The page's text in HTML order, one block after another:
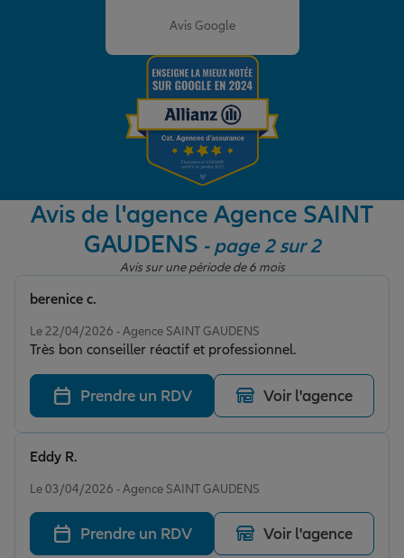
Transmission
Départ à la retraite
Préparer l’avenir
Assurance habitation
Le Pack Famille
Garantie des accidents de la vie
Assurance scolaire
Retraite
Tous nos devis d'assurance
Allianz en France
Avis Google
Avis de l'agence Agence SAINT
GAUDENS - page 2 sur 2
Avis sur une période de 6 mois
Le 22/04/2026 - Agence SAINT GAUDENS
Très bon conseiller réactif et professionnel.
berenice c.
Prendre un RDV Voir l'agence
Le 03/04/2026 - Agence SAINT GAUDENS
Eddy R.
Prendre un RDV Voir l'agence